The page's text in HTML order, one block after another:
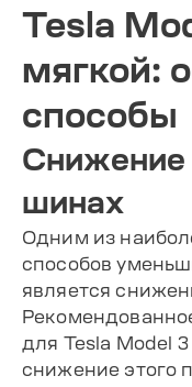
Tesla
мягкой:
способы
Снижение
шинах
Одним из
способов
является
для Tesla Model 3
снижение этого